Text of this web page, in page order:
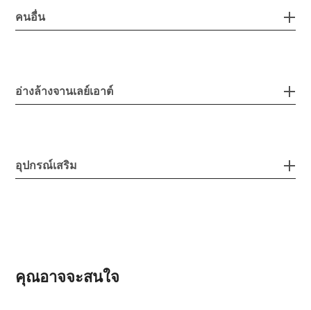
คนอื่น
อ่างล้างจานเลย์เอาต์
อุปกรณ์เสริม
คุณอาจจะสนใจ